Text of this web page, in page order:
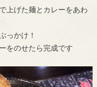
上げた麺とカレーをあわ
っかけ！
をのせたら完成です